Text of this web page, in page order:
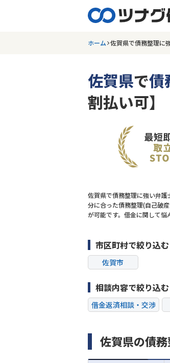
ホーム 佐賀県で債務整理に
佐賀県で債
割払い可】
佐賀県で債務整理に強い弁
分に合った債務整理(自己破
が可能です。借金に関して悩
市区町村で絞り込む
佐賀市
相談内容で絞り込む
借金返済相談・交渉
闇金
佐賀県の債